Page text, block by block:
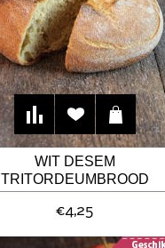
WIT DESEM
TRITORDEUMBROOD
€4,25